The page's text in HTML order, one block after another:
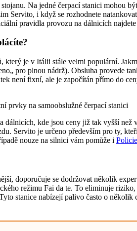
Na jedné čerpací stanici mohou
Servito, i když se rozhodnete
pravidla provozu na dálnicích
který je v Itálii stále velmi populární.
pro plnou nádrž). Obsluha provede
není fixní, ale je započítán přímo do
dálnicích, kde jsou ceny již tak vyšší
Servito je určeno především pro ty,
nouze na silnici vám pomůže i
doporučuje se dodržovat několik
režimu Fai da te. To eliminuje
stanice nabízejí palivo často o